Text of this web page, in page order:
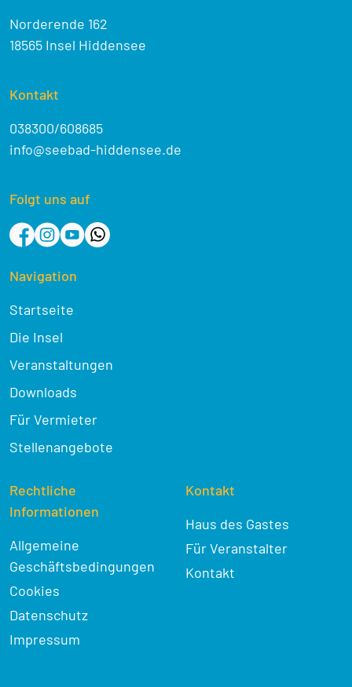
Norderende 162
18565 Insel Hiddensee
Kontakt
038300/608685
info@seebad-hiddensee.de
Folgt uns auf
Navigation
Startseite
Die Insel
Veranstaltungen
Downloads
Für Vermieter
Stellenangebote
Rechtliche
Informationen
Allgemeine
Geschäftsbedingungen
Cookies
Datenschutz
Impressum
Kontakt
Haus des Gastes
Für Veranstalter
Kontakt